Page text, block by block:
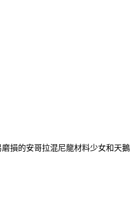
損的安哥拉混尼龍材料少女和天鵝